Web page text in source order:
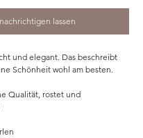
lassen
und elegant. Das beschreibt
Schönheit wohl am besten.
Qualität, rostet und